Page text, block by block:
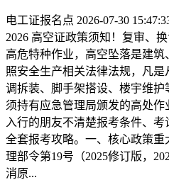
电工证报名点 2026-07-30
2026 高空证政策须知！复审、
高危特种作业，高空坠落是建
照安全生产相关法律法规，凡
调拆装、脚手架搭设、楼宇维
须持有应急管理局颁发的高处
入行的朋友不清楚报考条件、
全套报考攻略。一、核心政策
理部令第19号（2025修订版，
消原...